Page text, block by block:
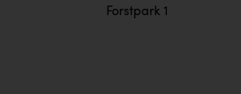
Forstpark 1